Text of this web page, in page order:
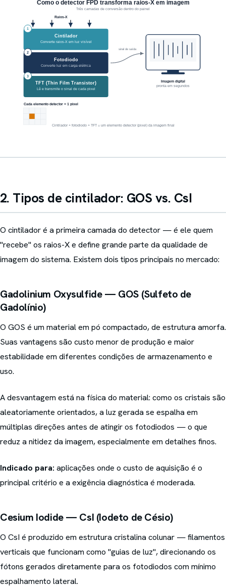
2. Tipos de cintilador: GOS vs. CsI
O cintilador é a primeira camada do detector — é ele quem
"recebe" os raios-X e define grande parte da qualidade de
imagem do sistema. Existem dois tipos principais no mercado:
Gadolinium Oxysulfide — GOS (Sulfeto de
Gadolínio)
O GOS é um material em pó compactado, de estrutura amorfa.
Suas vantagens são custo menor de produção e maior
estabilidade em diferentes condições de armazenamento e
uso.
A desvantagem está na física do material: como os cristais são
aleatoriamente orientados, a luz gerada se espalha em
múltiplas direções antes de atingir os fotodiodos — o que
reduz a nitidez da imagem, especialmente em detalhes finos.
Indicado para: aplicações onde o custo de aquisição é o
principal critério e a exigência diagnóstica é moderada.
Cesium Iodide — CsI (Iodeto de Césio)
O CsI é produzido em estrutura cristalina colunar — filamentos
verticais que funcionam como "guias de luz", direcionando os
fótons gerados diretamente para os fotodiodos com mínimo
espalhamento lateral.